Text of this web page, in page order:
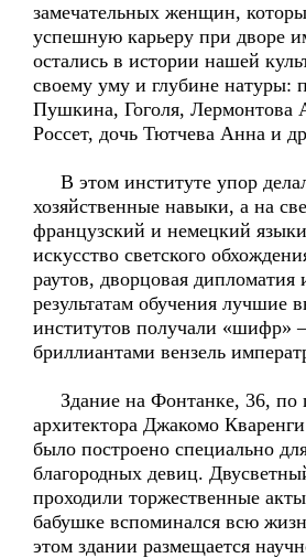
замечательных женщин,
успешную карьеру при дворе
остались в истории нашей
своему уму и глубине натуры:
Пушкина, Гоголя,
Россет, дочь Тютчева Анна и
В этом институте упор
хозяйственные навыки, а на
французский и немецкий
искусство светского
раутов, дворцовая
результатам обучения лучшие
институтов получали «шифр»
бриллиантами вензель
Здание на Фонтанке, 36, по
архитектора Джакомо
было построено специально
благородных девиц.
проходили торжественные
бабушке вспоминался всю
этом здании размещается